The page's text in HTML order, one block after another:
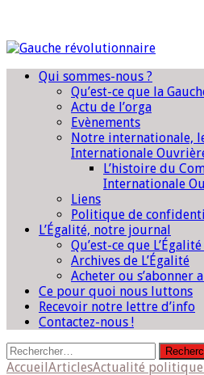
Qui sommes-nous ?
Qu’est-ce que la
Actu de l’orga
Evènements
Notre internationale,
Internationale
L’histoire du
Internationale
Liens
Politique de
L’Égalité, notre journal
Qu’est-ce que L’Égalité
Archives de L’Égalité
Acheter ou s’abonner
Ce pour quoi nous luttons
Recevoir notre lettre d’info
Contactez-nous !
Rechercher :
AccueilArticlesActualité politique